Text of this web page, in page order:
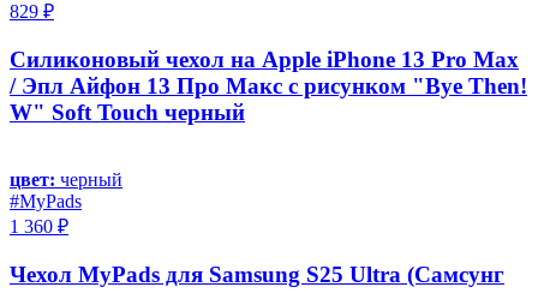
829 ₽
Силиконовый чехол на Apple iPhone 13 Pro Max
/ Эпл Айфон 13 Про Макс с рисунком "Bye Then!
W" Soft Touch черный
цвет: черный
#MyPads
1 360 ₽
Чехол MyPads для Samsung S25 Ultra (Самсунг